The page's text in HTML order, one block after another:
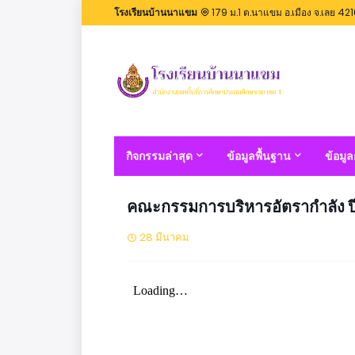
โรงเรียนบ้านนาแขม 179 ม.1 ต.นาแขม อ.เมือง จ.เลย
กิจกรรมล่าสุด ข้อมูลพื้นฐาน ข้อมูล
คณะกรรมการบริหารอัตรากำลัง
28 มีนาคม